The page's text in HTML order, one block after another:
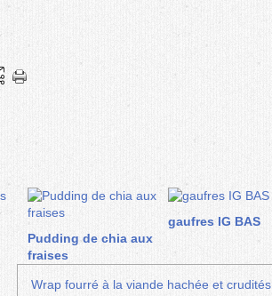
Pudding de chia aux
fraises
gaufres IG BAS
Wrap fourré à la viande hachée et crudités